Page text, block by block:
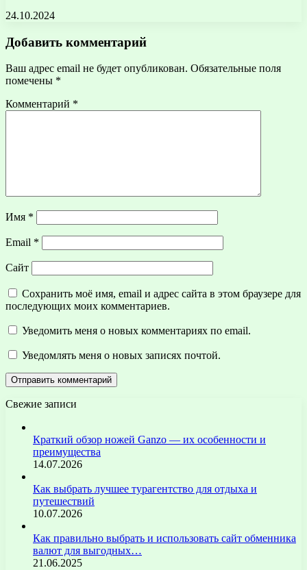
24.10.2024
Добавить комментарий
Ваш адрес email не будет опубликован. Обязательные поля
помечены *
Комментарий *
Имя *
Email *
Сайт
Сохранить моё имя, email и адрес сайта в этом браузере для
последующих моих комментариев.
Уведомить меня о новых комментариях по email.
Уведомлять меня о новых записях почтой.
Свежие записи
Краткий обзор ножей Ganzo — их особенности и
преимущества
14.07.2026
Как выбрать лучшее турагентство для отдыха и
путешествий
10.07.2026
Как правильно выбрать и использовать сайт обменника
валют для выгодных…
21.06.2025